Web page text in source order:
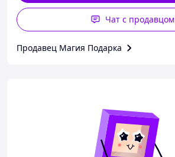
Чат с продавцом
Продавец Магия Подарка